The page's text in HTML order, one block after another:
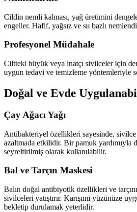
Cildin nemli kalması, yağ üretimini
engeller. Hafif, yağsız ve su bazlı
Profesyonel Müdahale
Ciltteki büyük veya inatçı sivilceler için
uygun tedavi ve temizleme yöntemleriyle
Doğal ve Evde
Çay Ağacı Yağı
Antibakteriyel özellikleri sayesinde, sivilce
azaltmada etkilidir. Bir pamuk yardımıyla
seyreltirilmiş olarak kullanılabilir.
Bal ve Tarçın Maskesi
Balın doğal antibiyotik özellikleri ve
sivilceleri yatıştırır. Karışımı yüzünüze
bekletip durulamak yeterlidir.